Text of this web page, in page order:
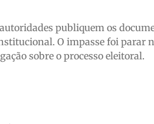
publiquem os
O impasse foi parar
sobre o processo eleitoral.